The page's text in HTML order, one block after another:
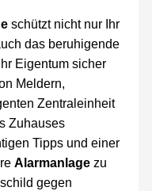
schützt nicht nur Ihr
das beruhigende
Eigentum sicher
Meldern,
Zentraleinheit
Zuhauses
Tipps und einer
Alarmanlagezu
gegen